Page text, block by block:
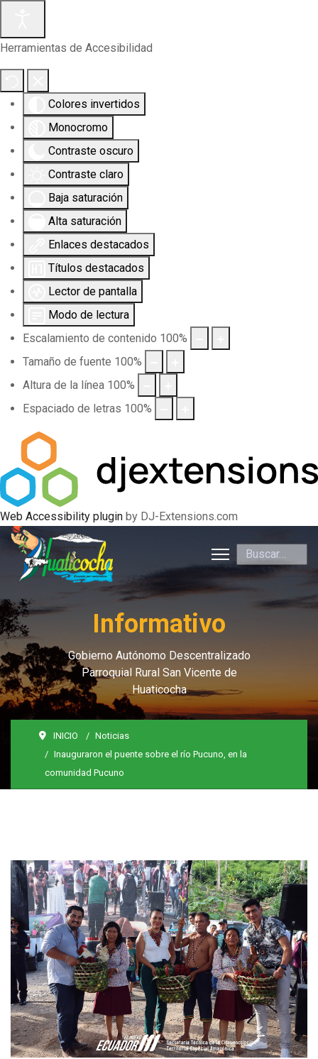
Herramientas de Accesibilidad
Colores invertidos
Monocromo
Contraste oscuro
Contraste claro
Baja saturación
Alta saturación
Enlaces destacados
Títulos destacados
Lector de pantalla
Modo de lectura
Escalamiento de contenido 100%
Tamaño de fuente 100%
Altura de la línea 100%
Espaciado de letras 100%
Web Accessibility plugin by DJ-Extensions.com
Buscar
Informativo
Gobierno Autónomo Descentralizado
Parroquial Rural San Vicente de
Huaticocha
INICIO
Noticias
Inauguraron el puente sobre el río Pucuno, en la
comunidad Pucuno